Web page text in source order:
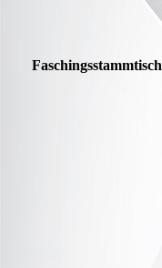
Faschingsstammtisch